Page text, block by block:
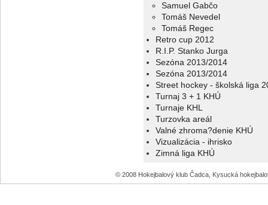
Samuel Gabčo
Tomáš Nevedel
Tomáš Regec
Retro cup 2012
R.I.P. Stanko Jurga
Sezóna 2013/2014
Sezóna 2013/2014
Street hockey - školská liga
Turnaj 3 + 1 KHÚ
Turnaje KHL
Turzovka areál
Valné zhroma?denie KHÚ
Vizualizácia - ihrisko
Zimná liga KHÚ
© 2008 Hokejbalový klub Čadca, Kysucká